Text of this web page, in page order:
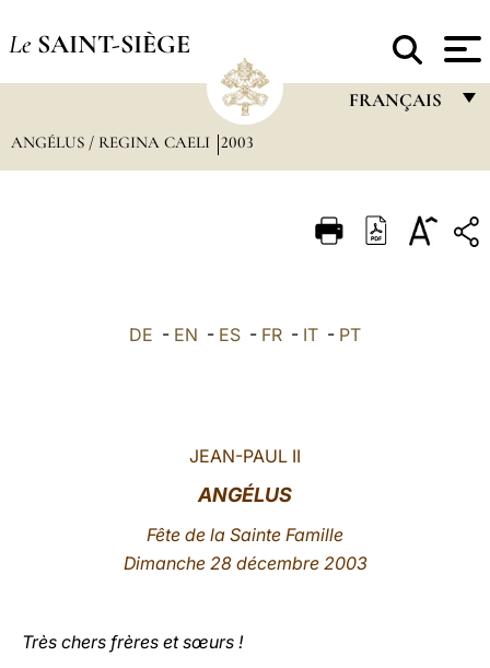
Le SAINT-SIÈGE
FRANÇAIS
ITALIANO
ANGÉLUS / REGINA CAELI 2003
DE - EN - ES - FR - IT - PT
JEAN-PAUL II
ANGÉLUS
Fête de la Sainte Famille
Dimanche 28 décembre 2003
Très chers frères et sœurs !